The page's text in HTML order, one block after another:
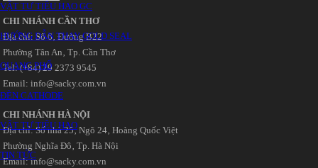
VẬT TƯ TIÊU HAO GC
HƯỚNG DẪN THAY GOLD SEAL
QUANG PHỔ
ĐÈN CATHODE
VẬT TƯ TIÊU HAO
TIN TỨC
CHI NHÁNH CẦN THƠ
Địa chỉ: Số 6‚ Đường B22
Phường Tân An‚ Tp. Cần Thơ
Tel: (+84) 29 2373 9545
Email: info@sacky.com.vn
CHI NHÁNH HÀ NỘI
Địa chỉ: Số nhà 25‚ Ngõ 24‚ Hoàng Quốc Việt
Phường Nghĩa Đô‚ Tp. Hà Nội
Email: info@sacky.com.vn